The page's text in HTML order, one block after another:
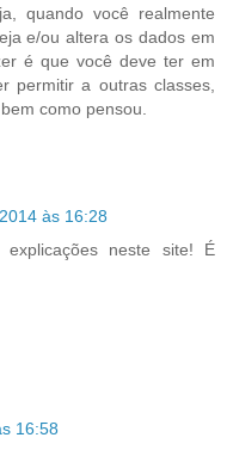
quando você realmente
e/ou altera os dados em
é que você deve ter em
permitir a outras classes,
como pensou.
às 16:28
neste site! É
16:58